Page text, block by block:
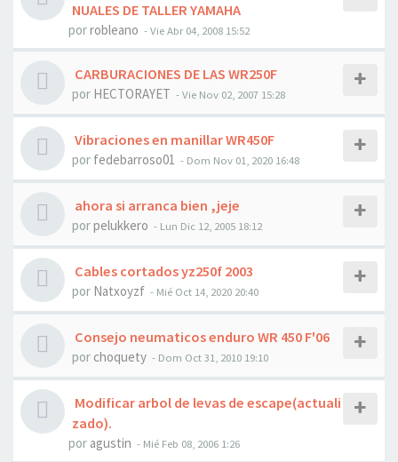
NUALES DE TALLER YAMAHA
porrobleano - Vie Abr 04, 2008 15:52
CARBURACIONES DE LAS WR250F
por HECTORAYET - Vie Nov 02, 2007 15:28
Vibraciones en manillar WR450F
por fedebarroso01 - Dom Nov 01, 2020 16:48
ahora si arranca bien ,jeje
porpelukkero - Lun Dic 12, 2005 18:12
Cables cortados yz250f 2003
por Natxoyzf - Mié Oct 14, 2020 20:40
Consejo neumaticos enduro WR 450 F'06
por choquety - Dom Oct 31, 2010 19:10
Modificar arbol de levas de escape(actuali
zado).
por agustin - Mié Feb 08, 2006 1:26